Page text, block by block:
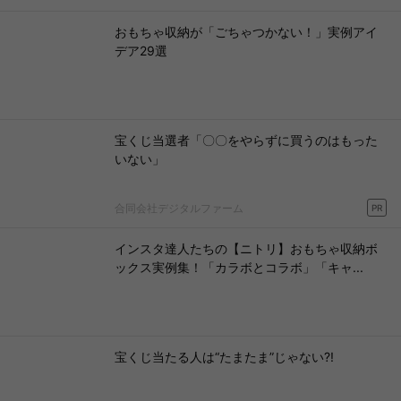
おもちゃ収納が「ごちゃつかない！」実例アイ
デア29選
宝くじ当選者「〇〇をやらずに買うのはもった
いない」
合同会社デジタルファーム PR
インスタ達人たちの【ニトリ】おもちゃ収納ボ
ックス実例集！「カラボとコラボ」「キャ...
宝くじ当たる人は“たまたま”じゃない?!